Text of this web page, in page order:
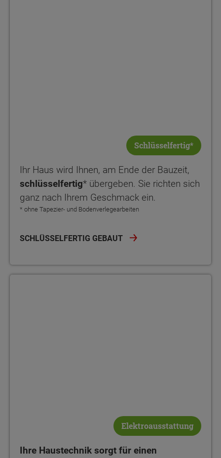
Schlüsselfertig*
Ihr Haus wird Ihnen, am Ende der Bauzeit,
schlüsselfertig* übergeben. Sie richten sich
ganz nach Ihrem Geschmack ein.
* ohne Tapezier- und Bodenverlegearbeiten
SCHLÜSSELFERTIG GEBAUT
Elektroausstattung
Ihre Haustechnik sorgt für einen